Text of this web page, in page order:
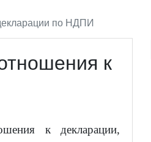
по НДПИ
к
к декларации,